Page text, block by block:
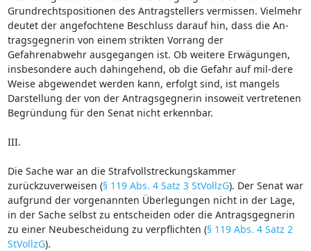
Grundrechtspositionen des Antragstellers vermissen. Vielmehr
deutet der angefochtene Beschluss darauf hin, dass die An-
tragsgegnerin von einem strikten Vorrang der
Gefahrenabwehr ausgegangen ist. Ob weitere Erwägungen,
insbesondere auch dahingehend, ob die Gefahr auf mil-dere
Weise abgewendet werden kann, erfolgt sind, ist mangels
Darstellung der von der Antragsgegnerin insoweit vertretenen
Begründung für den Senat nicht erkennbar.
III.
Die Sache war an die Strafvollstreckungskammer
zurückzuverweisen (§ 119 Abs. 4 Satz 3 StVollzG). Der Senat war
aufgrund der vorgenannten Überlegungen nicht in der Lage,
in der Sache selbst zu entscheiden oder die Antragsgegnerin
zu einer Neubescheidung zu verpflichten (§ 119 Abs. 4 Satz 2
StVollzG).